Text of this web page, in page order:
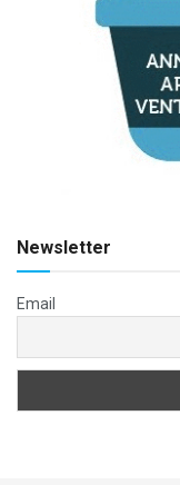
Newsletter
Email